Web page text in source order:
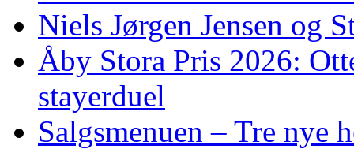
Niels Jørgen Jensen og
Åby Stora Pris 2026:
stayerduel
Salgsmenuen – Tre nye